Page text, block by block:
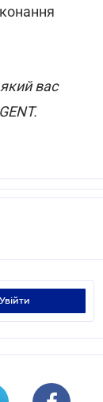
вас
увійти